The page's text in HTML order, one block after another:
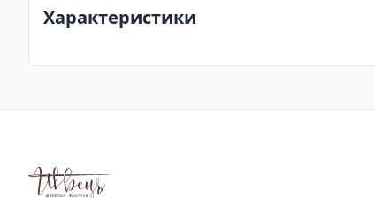
Характеристики